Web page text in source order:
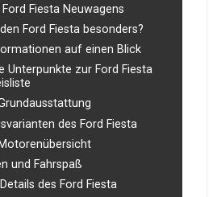
Fiesta Neuwagens
Ford Fiesta besonders?
auf einen Blick
Unterpunkte zur Ford Fiesta
des Ford Fiesta
und Fahrspaß
des Ford Fiesta